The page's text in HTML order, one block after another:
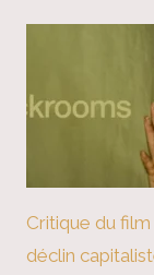
Critique du
déclin